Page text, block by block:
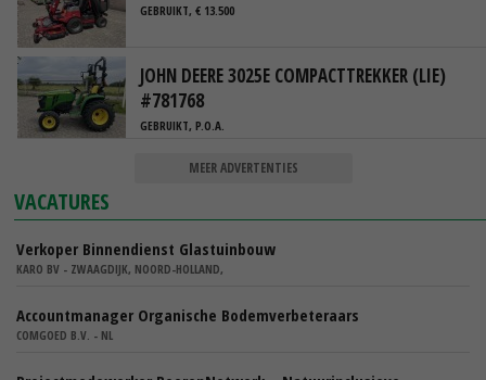
GEBRUIKT, € 13.500
JOHN DEERE 3025E COMPACTTREKKER (LIE)
#781768
GEBRUIKT, P.O.A.
MEER ADVERTENTIES
VACATURES
Verkoper Binnendienst Glastuinbouw
KARO BV - ZWAAGDIJK, NOORD-HOLLAND,
Accountmanager Organische Bodemverbeteraars
COMGOED B.V. - NL